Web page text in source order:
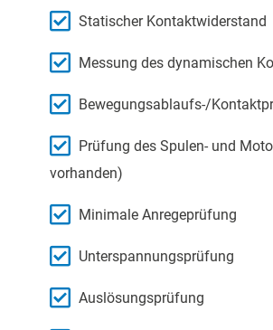
Statischer Kontaktwiderstand
Messung des dynamischen
Bewegungsablaufs-/
Prüfung des Spulen- und
vorhanden)
Minimale Anregeprüfung
Unterspannungsprüfung
Auslösungsprüfung